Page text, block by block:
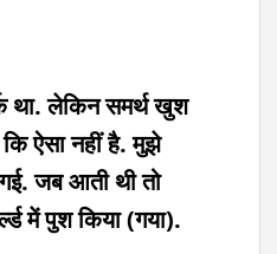
था. लेकिन समर्थ खुश
ऐसा नहीं है. मुझे
जब आती थी तो
में पुश किया (गया).